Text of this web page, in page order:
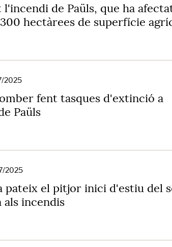
de Paüls, que ha
hectàrees de superfície
2025
fent tasques d'extinció a
Paüls
2025
pateix el pitjor inici d'estiu del
als incendis